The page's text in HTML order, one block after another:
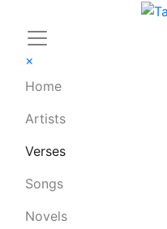
×
Home
Artists
Verses
Songs
Novels